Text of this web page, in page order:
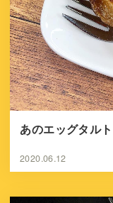
あのエッグタル
2020.06.12